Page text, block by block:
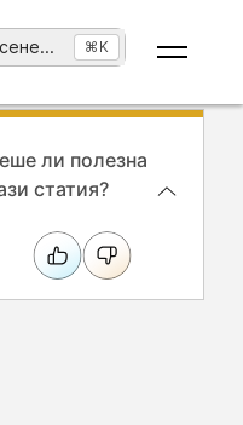
... ⌘K
ли полезна
статия?